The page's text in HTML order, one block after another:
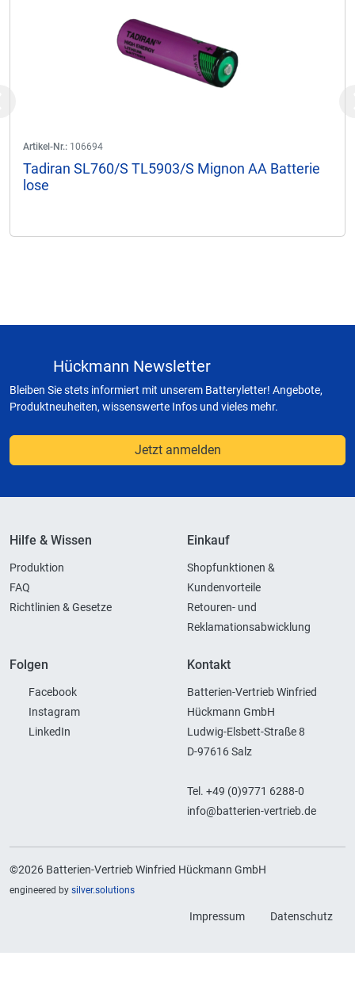
Artikel-Nr.: 106694
Tadiran SL760/S TL5903/S Mignon AA Batterie
lose
Hückmann Newsletter
Bleiben Sie stets informiert mit unserem Batteryletter! Angebote,
Produktneuheiten, wissenswerte Infos und vieles mehr.
Jetzt anmelden
Hilfe & Wissen
Produktion
FAQ
Richtlinien & Gesetze
Einkauf
Shopfunktionen &
Kundenvorteile
Retouren- und
Reklamationsabwicklung
Folgen
Facebook
Instagram
LinkedIn
Kontakt
Batterien-Vertrieb Winfried
Hückmann GmbH
Ludwig-Elsbett-Straße 8
D-97616 Salz
Tel. +49 (0)9771 6288-0
info@batterien-vertrieb.de
©2026 Batterien-Vertrieb Winfried Hückmann GmbH
engineered by silver.solutions
Impressum Datenschutz